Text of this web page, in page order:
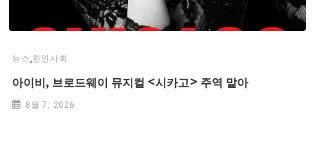
뉴스,한인사회
아이비, 브로드웨이 뮤지컬 <시카고> 주역 맡아
8월 7, 2026